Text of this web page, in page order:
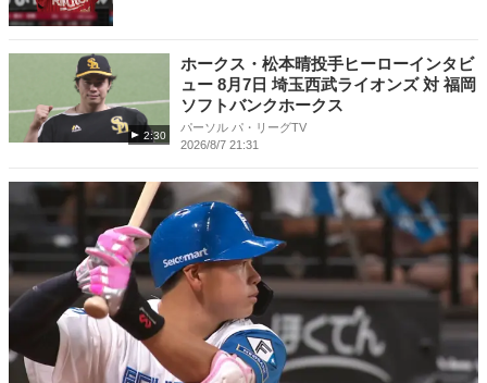
2:30
ホークス・松本晴投手ヒーローインタビ
ュー 8月7日 埼玉西武ライオンズ 対 福岡
ソフトバンクホークス
パーソル パ・リーグTV
2026/8/7 21:31